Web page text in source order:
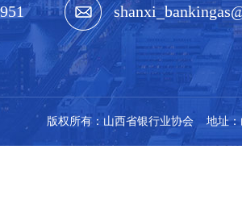
版权所有：山西省银行业协会 地址